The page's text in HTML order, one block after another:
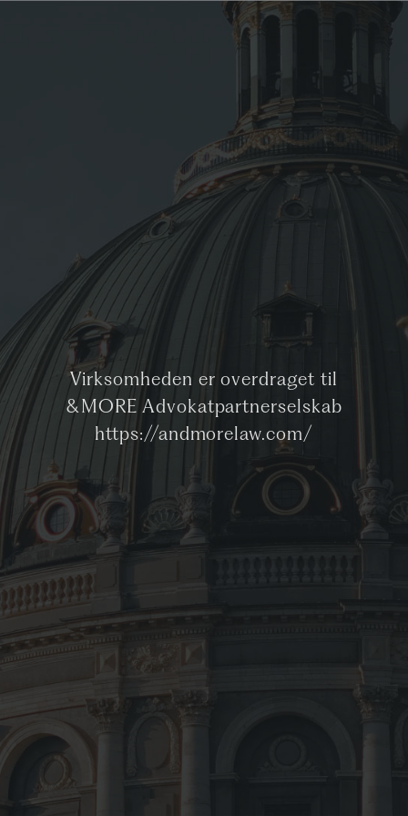
Virksomheden er overdraget til
&MORE Advokatpartnerselskab
https://andmorelaw.com/